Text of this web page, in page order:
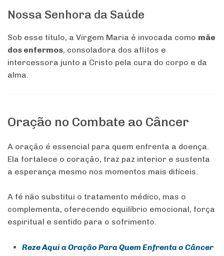
Nossa Senhora da Saúde
Sob esse título, a Virgem Maria é invocada como mãe
dos enfermos, consoladora dos aflitos e
intercessora junto a Cristo pela cura do corpo e da
alma.
Oração no Combate ao Câncer
A oração é essencial para quem enfrenta a doença.
Ela fortalece o coração, traz paz interior e sustenta
a esperança mesmo nos momentos mais difíceis.
A fé não substitui o tratamento médico, mas o
complementa, oferecendo equilíbrio emocional, força
espiritual e sentido para o sofrimento.
Reze Aqui a Oração Para Quem Enfrenta o Câncer